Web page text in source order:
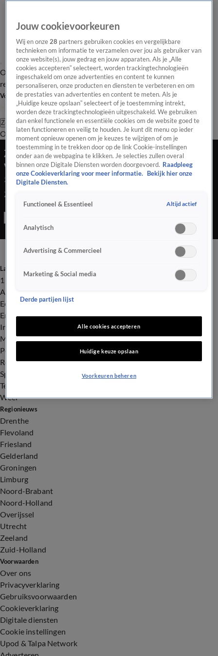
Overzicht Laatste nieuws Regionieuws Het beste van Hart
Tip de
redactie
Volg Hart van Nederland
Zoeken
OverzichtRegioUitzendingenWeerTip de redactiePanelVideo's
ZIEN: bultrug voert showtje op voor Zeeuwse
vissers
23 mei 2022, 17:38
ZIEN: bultrug voert showtje op voor Zeeuwse vissers
Laatste nieuws
112
Advies & Tips
Economie
Entertainment
Infrastructuur
Milieu en Gezondheid
Politiek
Royalty
Sport
Tech
Weer
Regionieuws
Drenthe
Flevoland
Friesland
Gelderland
Groningen
Limburg
Noord-Brabant
Noord-Holland
Overijssel
Utrecht
Zeeland
Zuid-Holland
Voorwaarden
Over ons
Privacyverklaring
Gebruiksvoorwaarden
Cookieverklaring
Digitale diensten
Cookie instellingen
Upod & Talpa Network
Jouw cookievoorkeuren
Wij en onze28 partners gebruiken cookies en vergelijkbare
technieken om informatie te verzamelen over jou als gebruiker van
onze website(s), jouw gedrag en jouw apparaten. Als je „Alle
cookies accepteren” selecteert, worden trackingtechnologieën
ingeschakeld om onze advertenties en content te kunnen
personaliseren, onze producten en diensten te verbeteren en om
de prestaties van advertenties en content te meten. Als je
„Huidige keuze opslaan” selecteert of je toestemming intrekt,
worden deze trackingtechnologieën uitgeschakeld. We gebruiken
dan enkel functionele en essentiële cookies om de website goed te
laten functioneren en veilig te houden. Je kunt dit menu op ieder
moment opnieuw openen om je keuzes te wijzigen of om je
toestemming in te trekken door op de link Cookie-instellingen
onder aan de webpagina te klikken. Je selecties zullen overal
binnen onze Digitale Diensten worden doorgevoerd. Raadpleeg
onze Cookieverklaring voor meer informatie.
Bekijk hier onze
Digitale Diensten.
Functioneel & Essentieel Altijd actief
Analytisch
Advertising & Commercieel
Marketing & Social media
Derde partijen lijst
Alle cookies accepteren
Huidige keuze opslaan
Voorkeuren beheren